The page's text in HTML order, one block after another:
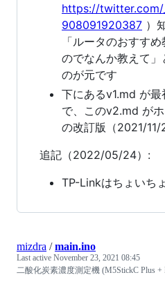
https://twitter.com/
908091920387 ）
「ルータのおすす
のでなんか教えて
のが元です
下にあるv1.md が最
で、このv2.md が
の改訂版（2021/11/
追記（2022/05/24）:
TP-Linkはちょいち
mizdra /main.ino
Last active November 23, 2021 08:45
二酸化炭素濃度測定機 (M5StickC Plus +